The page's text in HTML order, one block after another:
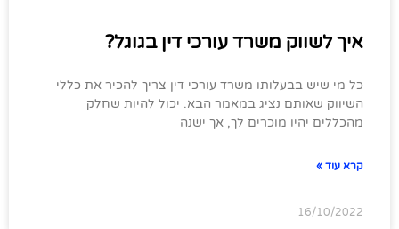
איך לשווק משרד עורכי דין בגוגל?
כל מי שיש בבעלותו משרד עורכי דין צריך להכיר את כללי
השיווק שאותם נציג במאמר הבא. יכול להיות שחלק
מהכללים יהיו מוכרים לך, אך ישנה
קרא עוד »
16/10/2022